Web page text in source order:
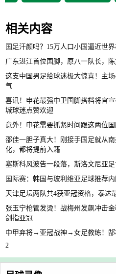
相关内容
国足汗颜吗？15万人口小国逼近世
广东湛江首位国脚，原八一队长，
这支中国男足给球迷极大惊喜！主
气
喜讯！申花最强中卫国脚搭档将官
城球迷点赞欢迎
意外！申花需要抓紧时间跟这两位
邵佳一胆子真大！刚接手国足就从
化，都将提前入籍
塞斯科风波告一段落，斯洛文尼亚
国际赛：韩国与玻利维亚足球推荐
天津足坛两队共4获亚冠资格，泰达
张玉宁枪管发烫！战梅州发飙冲击
剑指亚冠
中甲弃将→亚冠战神→女足教练！郜
2